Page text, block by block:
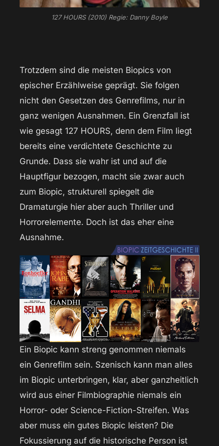
127 HOURS (2010) Regie: Danny Boyle
Trotzdem sind die meisten Biopics von
epischer Erzählweise geprägt. Sie folgen
nicht den Gesetzen des Genrefilms, nur in
ganz wenigen Ausnahmen. Ein Grenzfall ist
wie gesagt 127 HOURS, denn dem Film liegt
bereits eine verdichtete Geschichte zu
Grunde. Dass sie wahr ist und auf die
Hauptfigur bezogen, macht sie zwar auch
zum Biopic, strukturell spiegelt die
Dramaturgie hier aber auch Thriller und
Horrorelemente. Doch ist das eher eine
Ausnahme.
Ein Biopic kann streng genommen niemals
ein Genrefilm sein. Szenisch kann man alles
im Biopic unterbringen, klar, aber ganzheitlich
wird aus einer Filmbiographie niemals ein
Horror- oder Science-Fiction-Streifen. Was
aber muss ein gutes Biopic leisten? Die
Fokussierung auf die historische Person ist